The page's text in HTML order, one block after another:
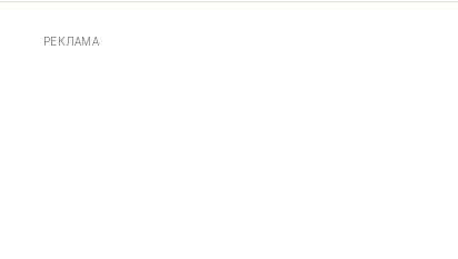
РЕКЛАМА